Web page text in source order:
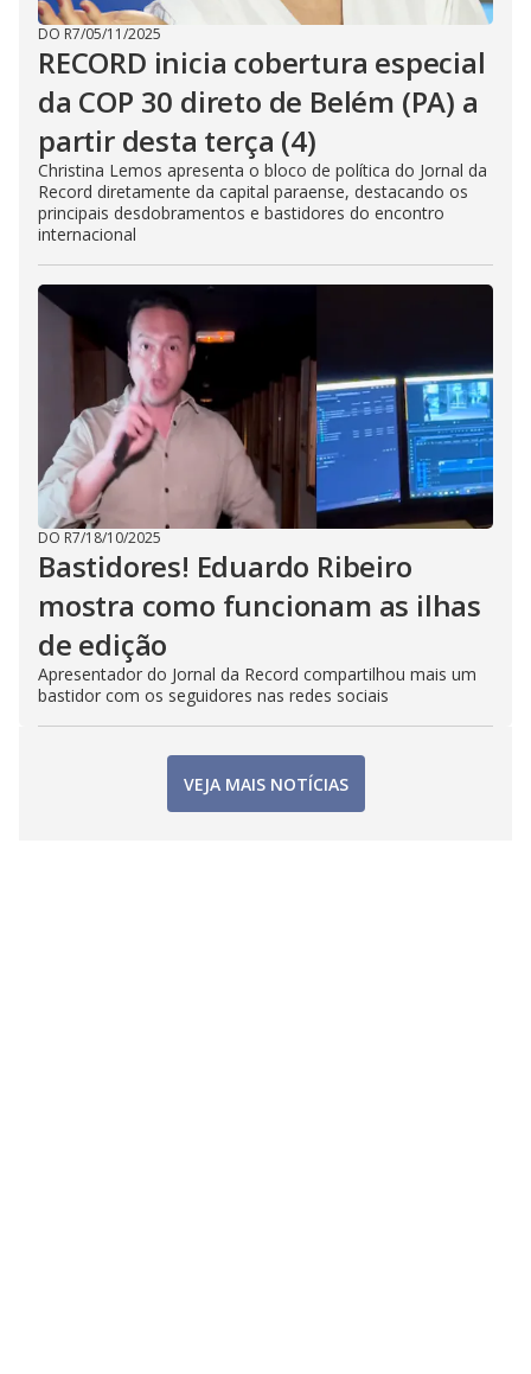
DO R7/05/11/2025
RECORD inicia cobertura especial
da COP 30 direto de Belém (PA) a
partir desta terça (4)
Christina Lemos apresenta o bloco de política do Jornal da
Record diretamente da capital paraense, destacando os
principais desdobramentos e bastidores do encontro
internacional
DO R7/18/10/2025
Bastidores! Eduardo Ribeiro
mostra como funcionam as ilhas
de edição
Apresentador do Jornal da Record compartilhou mais um
bastidor com os seguidores nas redes sociais
VEJA MAIS NOTÍCIAS